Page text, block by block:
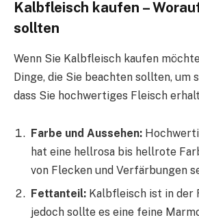
Kalbfleisch kaufen –
sollten
Wenn Sie Kalbfleisch kaufen
Dinge, die Sie beachten sollten, um
dass Sie hochwertiges Fleisch
Farbe und Aussehen:
hat eine hellrosa bis hellrote
von Flecken und Verfärbungen
Fettanteil: Kalbfleisch ist in der
jedoch sollte es eine feine